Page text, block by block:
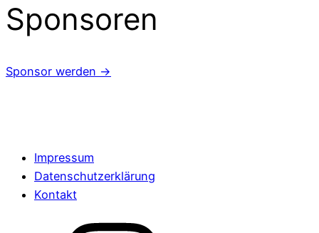
Sponsoren
Sponsor werden →
Impressum
Datenschutzerklärung
Kontakt